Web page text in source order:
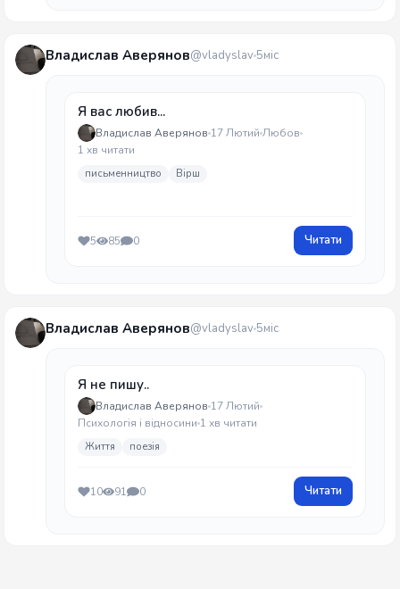
Владислав Аверянов@vladyslav 5міс
Я вас любив...
Владислав Аверянов 17 Лютий Любов
1 хв читати
письменництво Вірш
5 85 0 Читати
Владислав Аверянов@vladyslav 5міс
Я не пишу..
Владислав Аверянов 17 Лютий
Психологія і відносини 1 хв читати
Життя поезія
10 91 0 Читати